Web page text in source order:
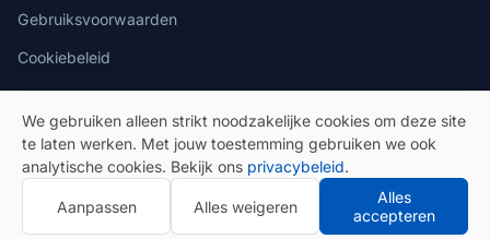
Gebruiksvoorwaarden
Cookiebeleid
© 2026 eSeGeCe. Alle rechten voorbehouden.
PrivacybeleidGebruiksvoorwaarden
We gebruiken alleen strikt noodzakelijke cookies om deze site
te laten werken. Met jouw toestemming gebruiken we ook
analytische cookies. Bekijk ons privacybeleid.
Aanpassen Alles weigeren
Alles
accepteren